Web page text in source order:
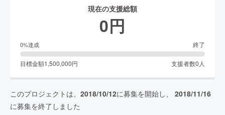
現在の支援総額
0円
0%達成 終了
目標金額1,500,000円 支援者数0 人
このプロジェクトは、 2018/10/12に募集を開始し、 2018/11/16
に募集を終了しました